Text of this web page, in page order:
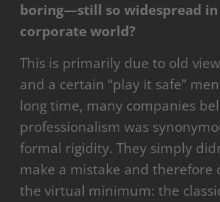
boring—still so widespread
corporate world?
This is primarily due to old
and a certain “play it safe”
long time, many companies
professionalism was
formal rigidity. They simply
make a mistake and therefore
the virtual minimum: the